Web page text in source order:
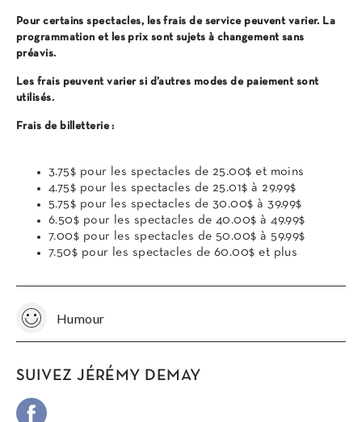
Pour certains spectacles, les frais de service peuvent varier. La
programmation et les prix sont sujets à changement sans
préavis.
Les frais peuvent varier si d’autres modes de paiement sont
utilisés.
Frais de billetterie :
3.75$ pour les spectacles de 25.00$ et moins
4.75$ pour les spectacles de 25.01$ à 29.99$
5.75$ pour les spectacles de 30.00$ à 39.99$
6.50$ pour les spectacles de 40.00$ à 49.99$
7.00$ pour les spectacles de 50.00$ à 59.99$
7.50$ pour les spectacles de 60.00$ et plus
Humour
SUIVEZ JÉRÉMY DEMAY